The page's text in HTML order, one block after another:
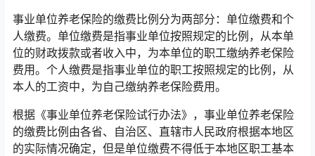
事业单位养老保险的缴费比例分为两部分：单位缴费和个
人缴费。单位缴费是指事业单位按照规定的比例，从本单
位的财政拨款或者收入中，为本单位的职工缴纳养老保险
费用。个人缴费是指事业单位的职工按照规定的比例，从
本人的工资中，为自己缴纳养老保险费用。
根据《事业单位养老保险试行办法》，事业单位养老保险
的缴费比例由各省、自治区、直辖市人民政府根据本地区
的实际情况确定，但是单位缴费不得低于本地区职工基本